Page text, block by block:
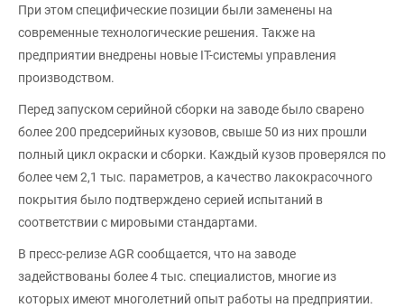
При этом специфические позиции были заменены на
современные технологические решения. Также на
предприятии внедрены новые IT-системы управления
производством.
Перед запуском серийной сборки на заводе было сварено
более 200 предсерийных кузовов, свыше 50 из них прошли
полный цикл окраски и сборки. Каждый кузов проверялся по
более чем 2,1 тыс. параметров, а качество лакокрасочного
покрытия было подтверждено серией испытаний в
соответствии с мировыми стандартами.
В пресс-релизе AGR сообщается, что на заводе
задействованы более 4 тыс. специалистов, многие из
которых имеют многолетний опыт работы на предприятии.